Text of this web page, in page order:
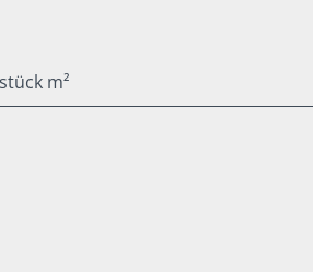
m²